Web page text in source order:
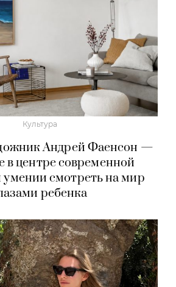
Культура
Андрей Фаенсон —
в центре современной
смотреть на мир
ребенка